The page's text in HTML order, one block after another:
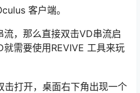
客户端。
，那么直接双击VD串流启
需要使用REVIVE 工具来玩
击打开，桌面右下角出现一个